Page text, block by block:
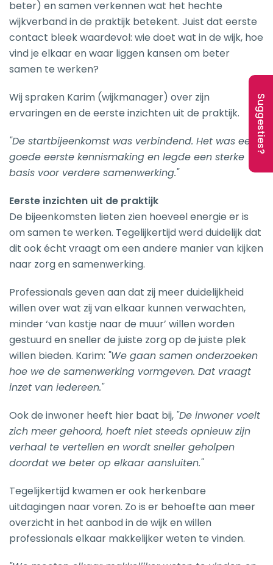
beter) en samen verkennen wat het hechte
wijkverband in de praktijk betekent. Juist dat eerste
contact bleek waardevol: wie doet wat in de wijk, hoe
vind je elkaar en waar liggen kansen om beter
samen te werken?
Wij spraken Karim (wijkmanager) over zijn
ervaringen en de eerste inzichten uit de praktijk.
"De startbijeenkomst was verbindend. Het was een
goede eerste kennismaking en legde een sterke
basis voor verdere samenwerking."
Eerste inzichten uit de praktijk
De bijeenkomsten lieten zien hoeveel energie er is
om samen te werken. Tegelijkertijd werd duidelijk dat
dit ook écht vraagt om een andere manier van kijken
naar zorg en samenwerking.
Professionals geven aan dat zij meer duidelijkheid
willen over wat zij van elkaar kunnen verwachten,
minder ‘van kastje naar de muur’ willen worden
gestuurd en sneller de juiste zorg op de juiste plek
willen bieden. Karim: "We gaan samen onderzoeken
hoe we de samenwerking vormgeven. Dat vraagt
inzet van iedereen."
Ook de inwoner heeft hier baat bij, "De inwoner voelt
zich meer gehoord, hoeft niet steeds opnieuw zijn
verhaal te vertellen en wordt sneller geholpen
doordat we beter op elkaar aansluiten."
Tegelijkertijd kwamen er ook herkenbare
uitdagingen naar voren. Zo is er behoefte aan meer
overzicht in het aanbod in de wijk en willen
professionals elkaar makkelijker weten te vinden.
Suggesties?